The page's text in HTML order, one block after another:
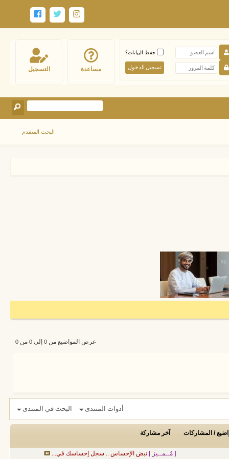
التسجيل مساعدة
حفظ البيانات؟
البحث المتقدم
عرض المواضيع من 0 إلى 0 من 0
أدوات المنتدى البحث في المنتدى
/ المشاركات آخر مشاركة
[ مُــمــيز ] نبض الإحساس .. سجل إحساسك في...